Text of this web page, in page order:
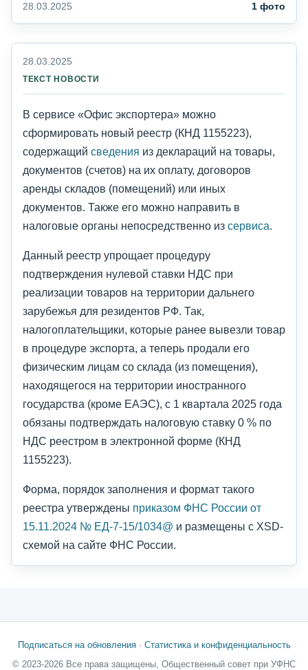
28.03.2025 1 фото
28.03.2025
ТЕКСТ НОВОСТИ
В сервисе «Офис экспортера» можно
сформировать новый реестр (КНД 1155223),
содержащий сведения из деклараций на товары,
документов (счетов) на их оплату, договоров
аренды складов (помещений) или иных
документов. Также его можно направить в
налоговые органы непосредственно из сервиса
Данный реестр упрощает процедуру
подтверждения нулевой ставки НДС при
реализации товаров на территории дальнего
зарубежья для резидентов РФ. Так,
налогоплательщики, которые ранее вывезли товар
в процедуре экспорта, а теперь продали его
физическим лицам со склада (из помещения),
находящегося на территории иностранного
государства (кроме ЕАЭС), с 1 квартала 2025 года
обязаны подтверждать налоговую ставку 0 % по
НДС реестром в электронной форме (КНД
1155223).
Форма, порядок заполнения и формат такого
реестра утверждены приказом ФНС России от
15.11.2024 № ЕД-7-15/1034@ и размещены с XSD-
схемой на сайте ФНС России.
Подписаться на обновления· Статистика и конфиденциальность
© 2023-2026 Все права защищены, Общественный совет при УФНС